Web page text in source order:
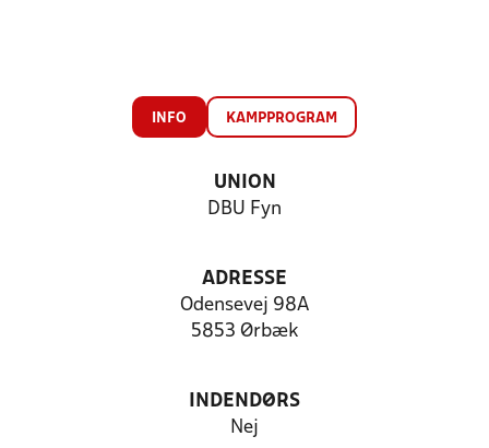
INFO KAMPPROGRAM
UNION
DBU Fyn
ADRESSE
Odensevej 98A
5853 Ørbæk
INDENDØRS
Nej